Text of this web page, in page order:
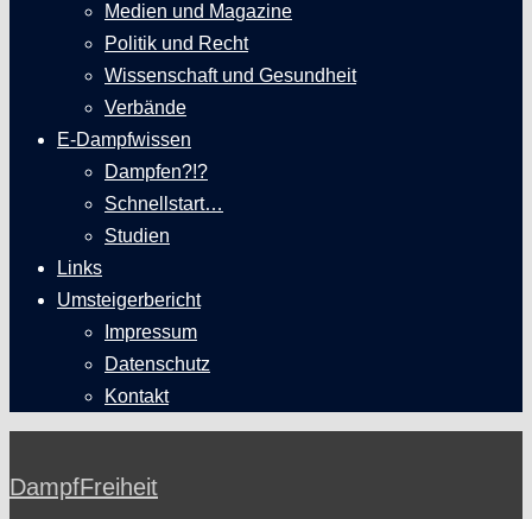
Medien und Magazine
Politik und Recht
Wissenschaft und Gesundheit
Verbände
E-Dampfwissen
Dampfen?!?
Schnellstart…
Studien
Links
Umsteigerbericht
Impressum
Datenschutz
Kontakt
DampfFreiheit